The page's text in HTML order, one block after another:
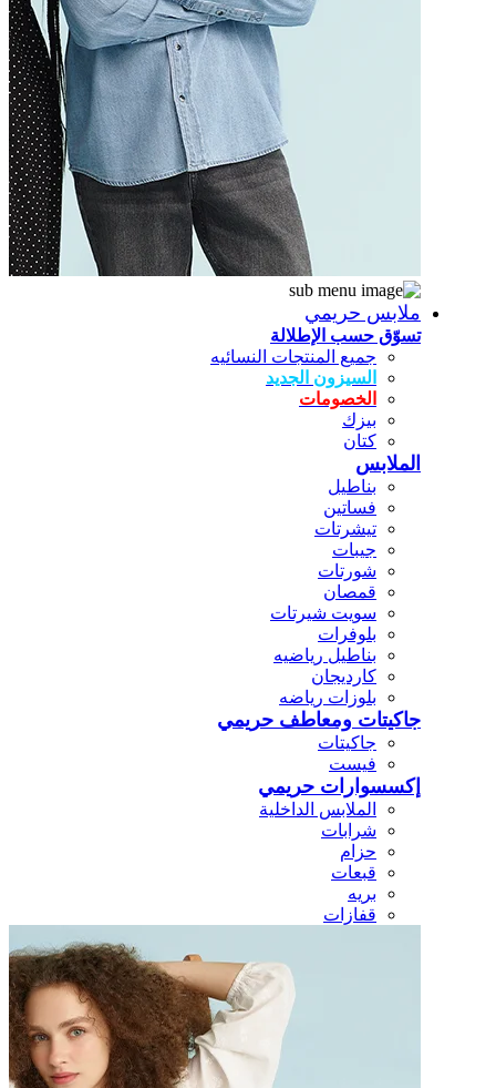
ملابس حريمي
تسوّق حسب الإطلالة
جميع المنتجات النسائيه
السيزون الجديد
الخصومات
بيزك
كتان
الملابس
بناطيل
فساتين
تيشرتات
جيبات
شورتات
قمصان
سويت شيرتات
بلوفرات
بناطيل رياضيه
كارديجان
بلوزات رياضه
جاكيتات ومعاطف حريمي
جاكيتات
فيست
إكسسوارات حريمي
الملابس الداخلية
شرابات
حزام
قبعات
بريه
قفازات